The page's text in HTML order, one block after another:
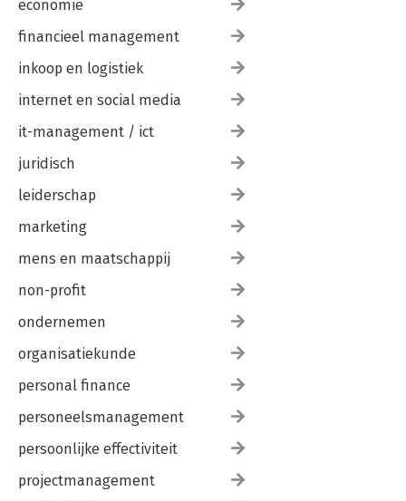
economie
financieel management
inkoop en logistiek
internet en social media
it-management / ict
juridisch
leiderschap
marketing
mens en maatschappij
non-profit
ondernemen
organisatiekunde
personal finance
personeelsmanagement
persoonlijke effectiviteit
projectmanagement